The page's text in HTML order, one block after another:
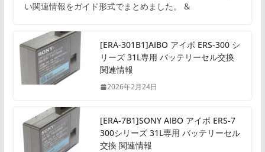
い関連情報をガイド形式でまとめました。 &
[ERA-301B1]AIBO アイボ ERS-300 シ
リーズ 31L専用 バッテリーセル交換
関連情報
2026年2月24日
[ERA-7B1]SONY AIBO アイボ ERS-7
300シリーズ 31L専用 バッテリーセル
交換 関連情報